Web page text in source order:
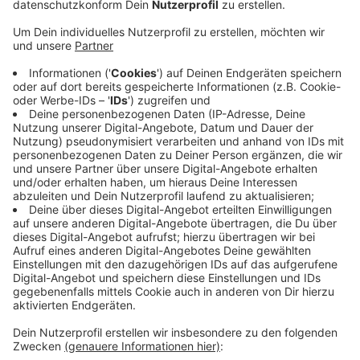
Klimaanpassungskonzept der Stadt. Einwohner können
online einen Fragebogen auf der Seite der Stadt
Meerbusch ausfüllen und darin beschreiben, wie stark
sie persönlich von extremer Hitze betroffen sind -
zum Beispiel, ob sie durch Hitze krank werden. Einige
Haushalte werden auch gezielt angeschrieben.
Zusätzlich werden für diesen Aktionsplan zum Beispiel
auch Ärzte, Hebammen und Pflegende befragt.
Die Umfrage geht bis zum 02.06.2023. Hier geht es zur
Umfrage.
Anzeige